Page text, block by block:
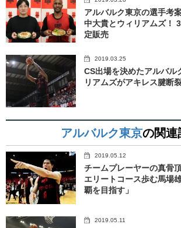
アルバルク東京の選手考
中大貴とウィリアムズ！
定販売
2019.03.25
CS出場を決めたアルバル
リアムズがアキレス腱断
アルバルク東京の関連
2019.05.12
チームプレーヤーの真骨
エリートコース歩む馬場
覇を目指す」
2019.05.11